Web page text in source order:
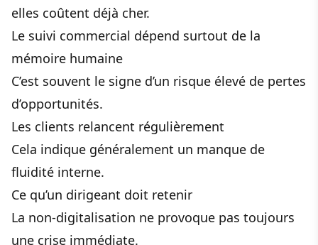
elles coûtent déjà cher.
Le suivi commercial dépend surtout de la
mémoire humaine
C’est souvent le signe d’un risque élevé de pertes
d’opportunités.
Les clients relancent régulièrement
Cela indique généralement un manque de
fluidité interne.
Ce qu’un dirigeant doit retenir
La non-digitalisation ne provoque pas toujours
une crise immédiate.